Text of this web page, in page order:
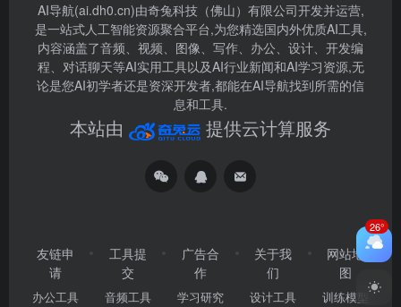
AI导航(ai.dh0.cn)由奇兔科技（佛山）有限公司开发并运营,
是一站式人工智能资源聚合平台,为您精选国内外优质AI工具,
内容涵盖了音频、视频、图像、写作、办公、设计、开发编
程、对话聊天等AI实用工具以及AI行业新闻和AI学习资源,无
论是您AI初学者还是资深开发者,都能在AI导航找到所需的信
息和工具.
本站由 提供云计算服务
友链申
请
办公工具
工具提
交
音频工具
广告合
作
学习研究
关于我
们
设计工具
网站地
图
训练模型
26°